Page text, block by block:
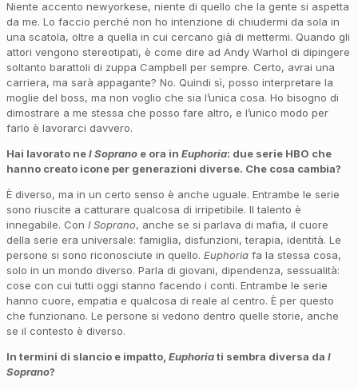
Niente accento newyorkese, niente di quello che la gente si aspetta
da me. Lo faccio perché non ho intenzione di chiudermi da sola in
una scatola, oltre a quella in cui cercano già di mettermi. Quando gli
attori vengono stereotipati, è come dire ad Andy Warhol di dipingere
soltanto barattoli di zuppa Campbell per sempre. Certo, avrai una
carriera, ma sarà appagante? No. Quindi sì, posso interpretare la
moglie del boss, ma non voglio che sia l’unica cosa. Ho bisogno di
dimostrare a me stessa che posso fare altro, e l’unico modo per
farlo è lavorarci davvero.
Hai lavorato neI Soprano e ora in Euphoria: due serie HBO che
hanno creato icone per generazioni diverse. Che cosa cambia?
È diverso, ma in un certo senso è anche uguale. Entrambe le serie
sono riuscite a catturare qualcosa di irripetibile. Il talento è
innegabile. Con I Soprano, anche se si parlava di mafia, il cuore
della serie era universale: famiglia, disfunzioni, terapia, identità. Le
persone si sono riconosciute in quello. Euphoria fa la stessa cosa,
solo in un mondo diverso. Parla di giovani, dipendenza, sessualità:
cose con cui tutti oggi stanno facendo i conti. Entrambe le serie
hanno cuore, empatia e qualcosa di reale al centro. È per questo
che funzionano. Le persone si vedono dentro quelle storie, anche
se il contesto è diverso.
In termini di slancio e impatto, Euphoriati sembra diversa da I
Soprano?